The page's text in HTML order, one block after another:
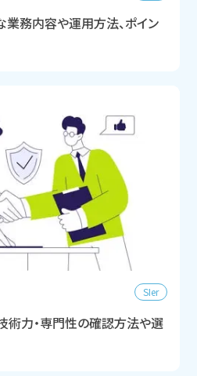
業務内容や運用方法、ポイン
SIer
術力・専門性の確認方法や選